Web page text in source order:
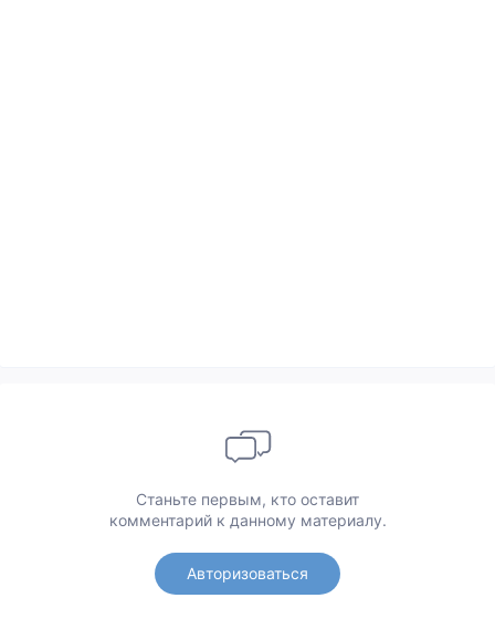
Станьте первым, кто оставит
комментарий к данному материалу.
Авторизоваться